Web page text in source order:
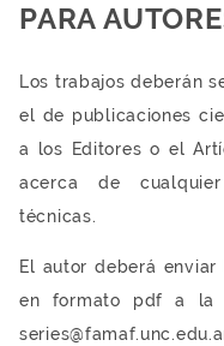
PARA
Los trabajos deberán
el de publicaciones
a los Editores o el
acerca de
técnicas.
El autor deberá
en formato pdf a la